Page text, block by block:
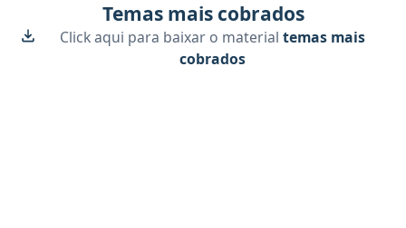
Temas mais cobrados
Click aqui para baixar o material temas mais
cobrados